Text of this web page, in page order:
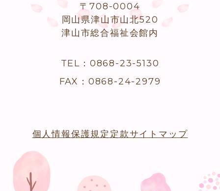
〒708-0004
岡山県津山市山北520
津山市総合福祉会館内
TEL：0868-23-5130
FAX：0868-24-2979
個人情報保護規定 定款サイトマップ